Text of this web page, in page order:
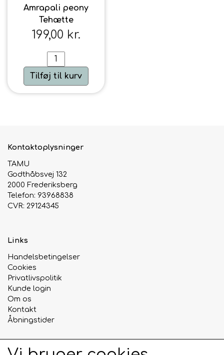
Amrapali peony
Tehætte
199,00 kr.
Tilføj til kurv
Kontaktoplysninger
TAMU
Godthåbsvej 132
2000 Frederiksberg
Telefon: 93968838
CVR: 29124345
Links
Handelsbetingelser
Cookies
Privatlivspolitik
Kunde login
Om os
Kontakt
Åbningstider